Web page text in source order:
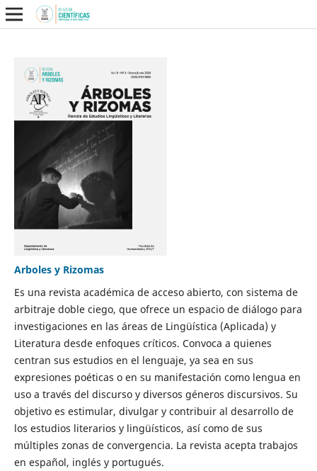
Arboles y Rizomas
Es una revista académica de acceso abierto, con sistema de
arbitraje doble ciego, que ofrece un espacio de diálogo para
investigaciones en las áreas de Lingüística (Aplicada) y
Literatura desde enfoques críticos. Convoca a quienes
centran sus estudios en el lenguaje, ya sea en sus
expresiones poéticas o en su manifestación como lengua en
uso a través del discurso y diversos géneros discursivos. Su
objetivo es estimular, divulgar y contribuir al desarrollo de
los estudios literarios y lingüísticos, así como de sus
múltiples zonas de convergencia. La revista acepta trabajos
en español, inglés y portugués.